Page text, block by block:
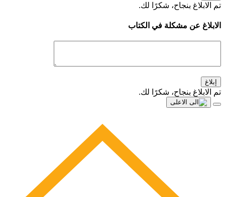
تم الابلاغ بنجاح، شكرًا لك.
الابلاغ عن مشكلة في الكتاب
إبلاغ
تم الابلاغ بنجاح، شكرًا لك.